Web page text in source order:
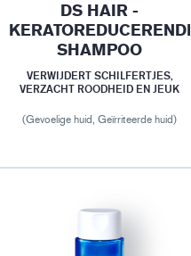
DS HAIR -
KERATOREDUCERENDE
SHAMPOO
VERWIJDERT SCHILFERTJES,
VERZACHT ROODHEID EN JEUK
(Gevoelige huid, Geïrriteerde huid)